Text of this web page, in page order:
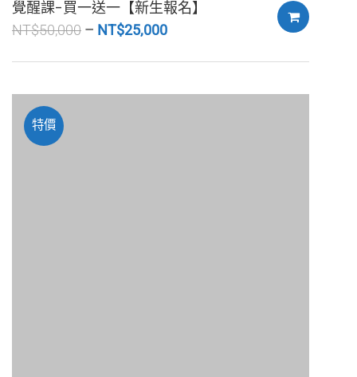
覺醒課-買一送一【新生報名】
NT$50,000 NT$25,000
特價